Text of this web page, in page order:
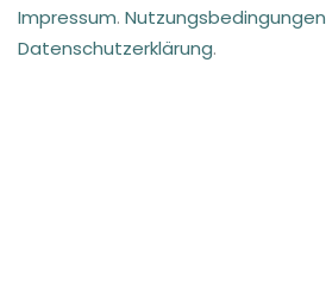
Impressum. Nutzungsbedingungen
Datenschutzerklärung.